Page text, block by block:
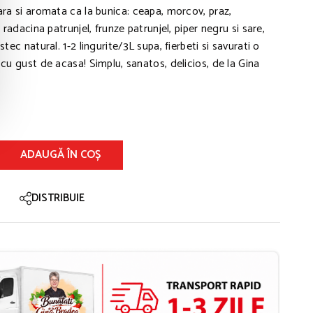
si aromata ca la bunica: ceapa, morcov, praz,
radacina patrunjel, frunze patrunjel, piper negru si sare,
natural. 1-2 lingurite/3L supa, fierbeti si savurati o
cu gust de acasa! Simplu, sanatos, delicios, de la Gina
ADAUGĂ ÎN COȘ
DISTRIBUIE